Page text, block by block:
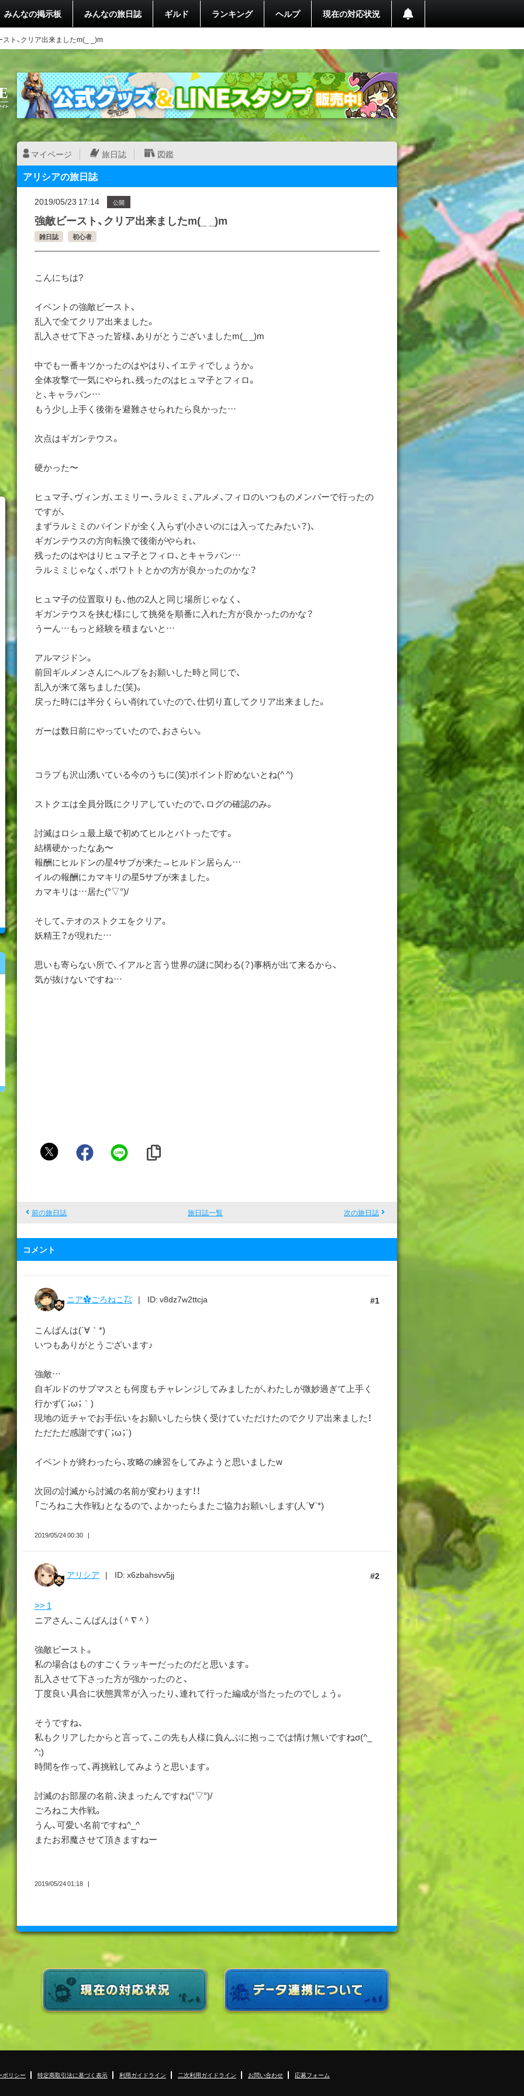
みんなの掲示板 みんなの旅日誌 ギルド ランキング ヘルプ 現在の対応状況
スト、クリア出来ましたm(_ _)m
マイページ 旅日誌 図鑑
アリシアの旅日誌
2019/05/23 17:14 公開
強敵ビースト、クリア出来ましたm(_ _)m
雑日誌 初心者
こんにちは?
イベントの強敵ビースト、
乱入で全てクリア出来ました。
乱入させて下さった皆様、ありがとうございましたm(_ _)m
中でも一番キツかったのはやはり、イエティでしょうか。
全体攻撃で一気にやられ、残ったのはヒュマ子とフィロ。
と、キャラバン…
もう少し上手く後衛を避難させられたら良かった…
次点はギガンテウス。
硬かった〜
ヒュマ子、ヴィンガ、エミリー、ラルミミ、アルメ、フィロのいつものメンバーで行ったの
ですが、
まずラルミミのバインドが全く入らず(小さいのには入ってたみたい？)、
ギガンテウスの方向転換で後衛がやられ、
残ったのはやはりヒュマ子とフィロ、とキャラバン…
ラルミミじゃなく、ポワトトとかの方が良かったのかな？
ヒュマ子の位置取りも、他の2人と同じ場所じゃなく、
ギガンテウスを挟む様にして挑発を順番に入れた方が良かったのかな？
うーん…もっと経験を積まないと…
アルマジドン。
前回ギルメンさんにヘルプをお願いした時と同じで、
乱入が来て落ちました(笑)。
戻った時には半分くらい削れていたので、仕切り直してクリア出来ました。
ガーは数日前にやっていたので、おさらい。
コラプも沢山湧いている今のうちに(笑)ポイント貯めないとね(^ ^)
ストクエは全員分既にクリアしていたので、ログの確認のみ。
討滅はロシュ最上級で初めてヒルとバトったです。
結構硬かったなあ〜
報酬にヒルドンの星4サブが来た→ヒルドン居らん…
イルの報酬にカマキリの星5サブが来ました。
カマキリは…居た(°▽°)/
そして、テオのストクエをクリア。
妖精王？が現れた…
思いも寄らない所で、イアルと言う世界の謎に関わる(？)事柄が出て来るから、
気が抜けないですね…
ア
前の旅日誌 旅日誌一覧 次の旅日誌
コメント
1
ニア✿ごろねこ㌠ ID: v8dz7w2ttcja
こんばんは(´∀｀*)
いつもありがとうございます♪
強敵…
自ギルドのサブマスとも何度もチャレンジしてみましたが、わたしが微妙過ぎて上手く
行かず(´；ω；｀)
現地の近チャでお手伝いをお願いしたら快く受けていただけたのでクリア出来ました！
ただただ感謝です(`；ω；´)
イベントが終わったら、攻略の練習をしてみようと思いましたw
次回の討滅から討滅の名前が変わります！！
「ごろねこ大作戦」となるので、よかったらまたご協力お願いします(人´∀`*)
2019/05/24 00:30
2
アリシア ID: x6zbahsvv5jj
>> 1
ニアさん、こんばんは（＾∇＾）
強敵ビースト。
私の場合はものすごくラッキーだったのだと思います。
乱入させて下さった方が強かったのと、
丁度良い具合に状態異常が入ったり、連れて行った編成が当たったのでしょう。
そうですね、
私もクリアしたからと言って、この先も人様に負んぶに抱っこでは情け無いですねσ(^_
^;)
時間を作って、再挑戦してみようと思います。
討滅のお部屋の名前、決まったんですね(°▽°)/
ごろねこ大作戦。
うん、可愛い名前ですね^_^
またお邪魔させて頂きますねー
2019/05/24 01:18
ポリシー 特定商取引法に基づく表示 利用ガイドライン 二次利用ガイドライン お問い合わせ 応募フォーム